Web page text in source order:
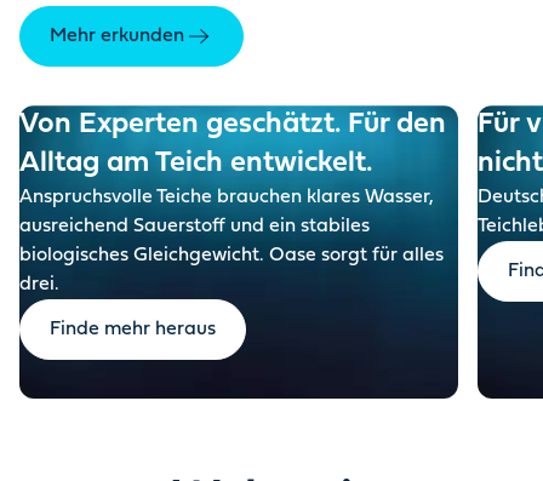
Mehr erkunden
Von Experten geschätzt. Für den
Alltag am Teich entwickelt.
Anspruchsvolle Teiche brauchen klares Wasser,
ausreichend Sauerstoff und ein stabiles
biologisches Gleichgewicht. Oase sorgt für alles
drei.
Finde mehr heraus
Für